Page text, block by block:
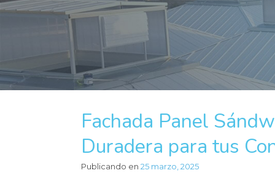
Fachada Panel
Duradera para tus
Publicando en 25 marzo, 2025